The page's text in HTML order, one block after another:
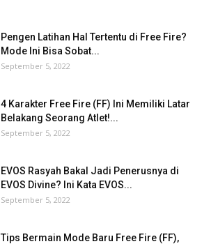
Pengen Latihan Hal Tertentu di Free Fire?
Mode Ini Bisa Sobat...
September 5, 2022
4 Karakter Free Fire (FF) Ini Memiliki Latar
Belakang Seorang Atlet!...
September 5, 2022
EVOS Rasyah Bakal Jadi Penerusnya di
EVOS Divine? Ini Kata EVOS...
September 5, 2022
Tips Bermain Mode Baru Free Fire (FF),